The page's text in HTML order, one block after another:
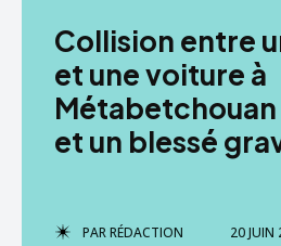
Collision entre
et une voiture à
et un blessé
PARRÉDACTION 20 JUIN